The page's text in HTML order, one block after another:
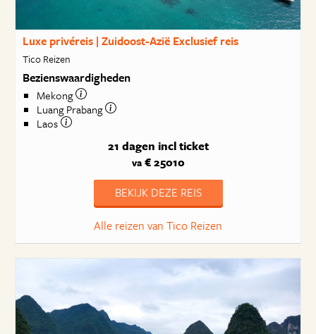
Luxe privéreis | Zuidoost-Azië Exclusief reis
Tico Reizen
Bezienswaardigheden
Mekong
Luang Prabang
Laos
21 dagen incl ticket
va€ 25010
BEKIJK DEZE REIS
Alle reizen van Tico Reizen